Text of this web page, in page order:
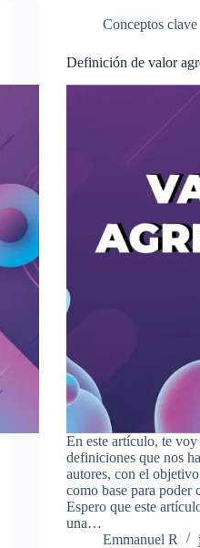
Conceptos clave
Definición de valor
En este artículo, te
definiciones que nos
autores, con el
como base para
Espero que este
una…
Emmanuel R